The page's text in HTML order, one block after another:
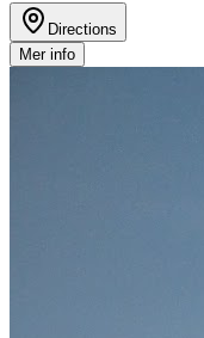
Directions
Mer info